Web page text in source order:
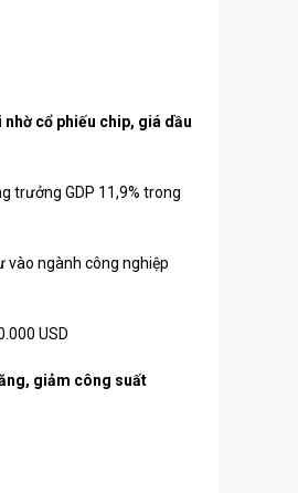
cổ phiếu chip, giá dầu
trưởng GDP 11,9% trong
vào ngành công nghiệp
USD
giảm công suất